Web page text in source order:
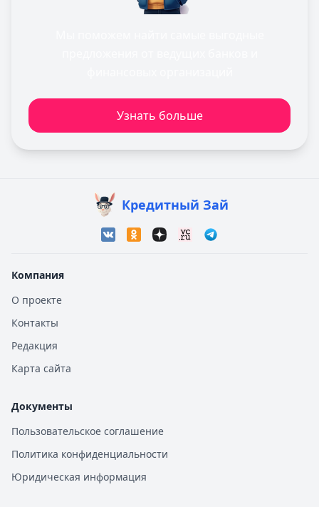
Узнать больше
Кредитный Зай
Компания
О проекте
Контакты
Редакция
Карта сайта
Документы
Пользовательское соглашение
Политика конфиденциальности
Юридическая информация